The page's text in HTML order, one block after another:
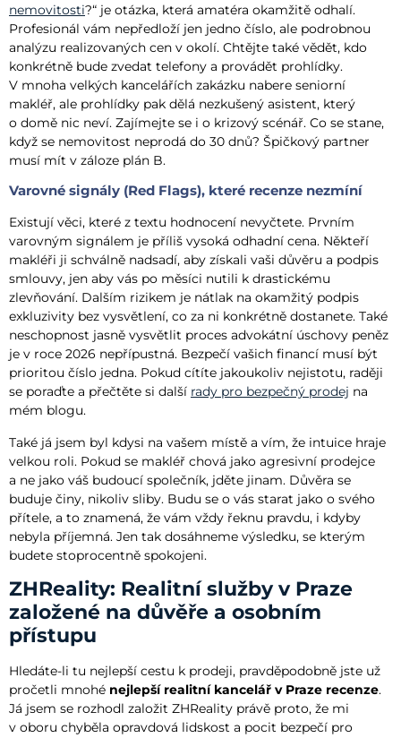
nemovitosti?“ je otázka, která amatéra okamžitě odhalí.
Profesionál vám nepředloží jen jedno číslo, ale podrobnou
analýzu realizovaných cen v okolí. Chtějte také vědět, kdo
konkrétně bude zvedat telefony a provádět prohlídky.
V mnoha velkých kancelářích zakázku nabere seniorní
makléř, ale prohlídky pak dělá nezkušený asistent, který
o domě nic neví. Zajímejte se i o krizový scénář. Co se stane,
když se nemovitost neprodá do 30 dnů? Špičkový partner
musí mít v záloze plán B.
Varovné signály (Red Flags), které recenze nezmíní
Existují věci, které z textu hodnocení nevyčtete. Prvním
varovným signálem je příliš vysoká odhadní cena. Někteří
makléři ji schválně nadsadí, aby získali vaši důvěru a podpis
smlouvy, jen aby vás po měsíci nutili k drastickému
zlevňování. Dalším rizikem je nátlak na okamžitý podpis
exkluzivity bez vysvětlení, co za ni konkrétně dostanete. Také
neschopnost jasně vysvětlit proces advokátní úschovy peněz
je v roce 2026 nepřípustná. Bezpečí vašich financí musí být
prioritou číslo jedna. Pokud cítíte jakoukoliv nejistotu, raději
se poraďte a přečtěte si další rady pro bezpečný prodej na
mém blogu.
Také já jsem byl kdysi na vašem místě a vím, že intuice hraje
velkou roli. Pokud se makléř chová jako agresivní prodejce
a ne jako váš budoucí společník, jděte jinam. Důvěra se
buduje činy, nikoliv sliby. Budu se o vás starat jako o svého
přítele, a to znamená, že vám vždy řeknu pravdu, i kdyby
nebyla příjemná. Jen tak dosáhneme výsledku, se kterým
budete stoprocentně spokojeni.
ZHReality: Realitní služby v Praze
založené na důvěře a osobním
přístupu
Hledáte-li tu nejlepší cestu k prodeji, pravděpodobně jste už
pročetli mnohé nejlepší realitní kancelář v Praze recenze.
Já jsem se rozhodl založit ZHReality právě proto, že mi
v oboru chyběla opravdová lidskost a pocit bezpečí pro